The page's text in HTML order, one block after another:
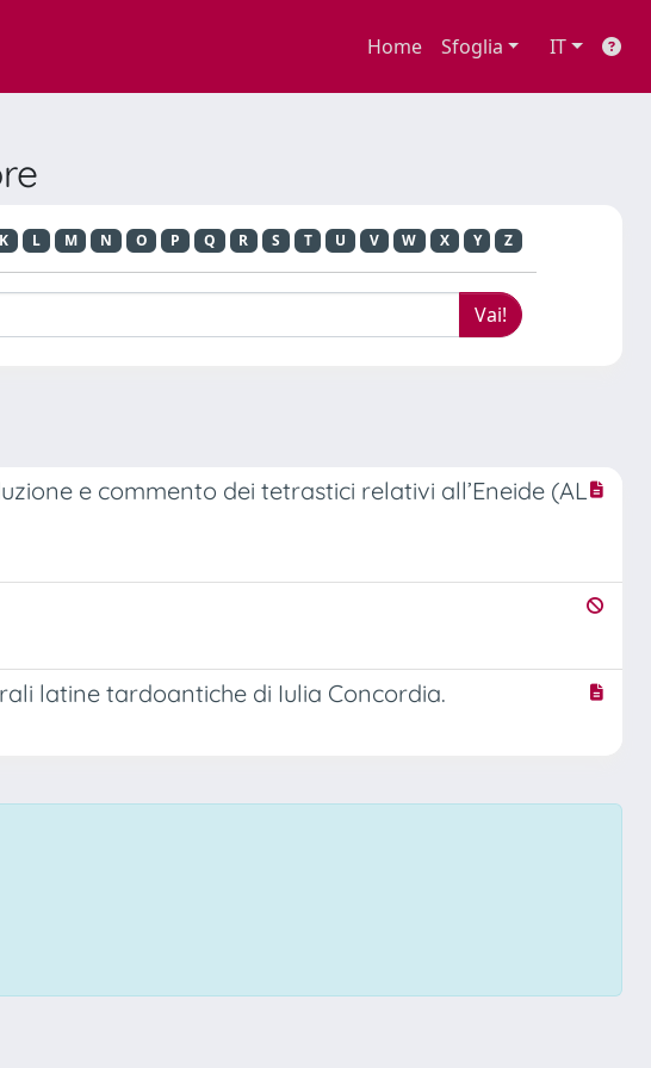
Home Sfoglia IT
K L M N O P Q R S T U V W X Y Z
e commento dei tetrastici relativi all’Eneide (AL
latine tardoantiche di Iulia Concordia.